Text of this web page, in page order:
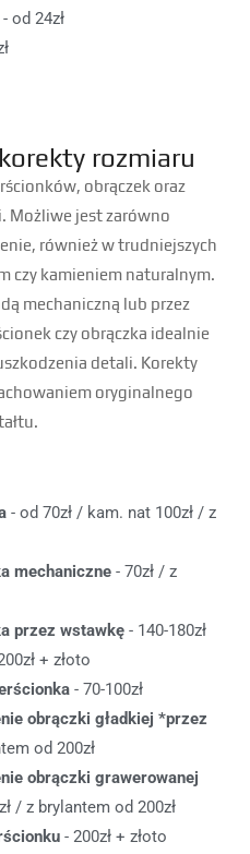
- od 24zł
rozmiaru
obrączek oraz
Możliwe jest zarówno
również w trudniejszych
czy kamieniem naturalnym.
mechaniczną lub przez
czy obrączka idealnie
detali. Korekty
oryginalnego
- od 70zł / kam. nat 100zł / z
mechaniczne - 70zł / z
przez wstawkę - 140-180zł
+ złoto
- 70-100zł
obrączki gładkiej *przez
od 200zł
obrączki grawerowanej
/ z brylantem od 200zł
- 200zł + złoto